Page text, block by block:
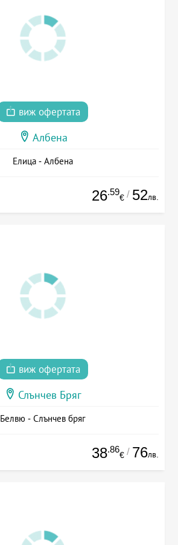
виж офертата
Албена
Елица - Албена
26.59
€ / 52лв.
виж офертата
Слънчев Бряг
Белвю - Слънчев бряг
38.86
€ / 76лв.